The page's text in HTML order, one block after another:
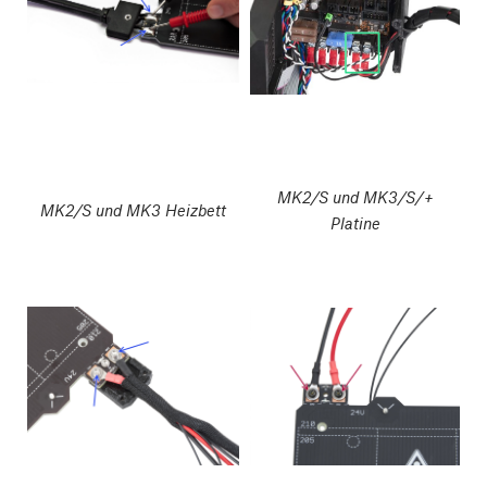
MK2/S und MK3 Heizbett
MK2/S und MK3/S/+
Platine